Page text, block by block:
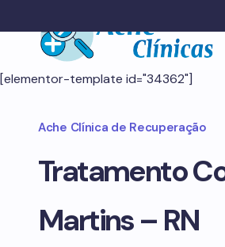
[elementor-template id="34362"]
Ache Clínica de Recuperação
Tratamento
Martins – RN